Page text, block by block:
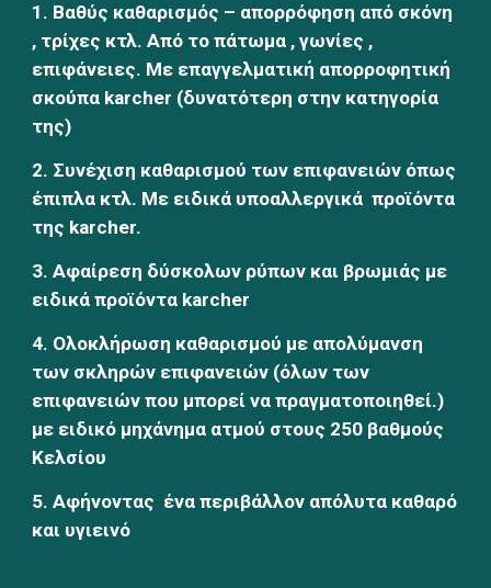
1. Βαθύς καθαρισμός – απορρόφηση από σκόνη
, τρίχες κτλ. Από το πάτωμα , γωνίες ,
επιφάνειες. Με επαγγελματική απορροφητική
σκούπα karcher (δυνατότερη στην κατηγορία
της)
2. Συνέχιση καθαρισμού των επιφανειών όπως
έπιπλα κτλ. Με ειδικά υποαλλεργικά  προϊόντα
της karcher.
3. Aφαίρεση δύσκολων ρύπων και βρωμιάς με
ειδικά προϊόντα karcher
4. Ολοκλήρωση καθαρισμού με απολύμανση
των σκληρών επιφανειών (όλων των
επιφανειών που μπορεί να πραγματοποιηθεί.)
με ειδικό μηχάνημα ατμού στους 250 βαθμούς
Κελσίου
5. Αφήνοντας  ένα περιβάλλον απόλυτα καθαρό
και υγιεινό